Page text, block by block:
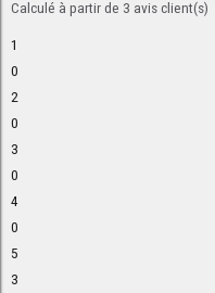
Calculé à partir de 3 avis client(s)
1
0
2
0
3
0
4
0
5
3